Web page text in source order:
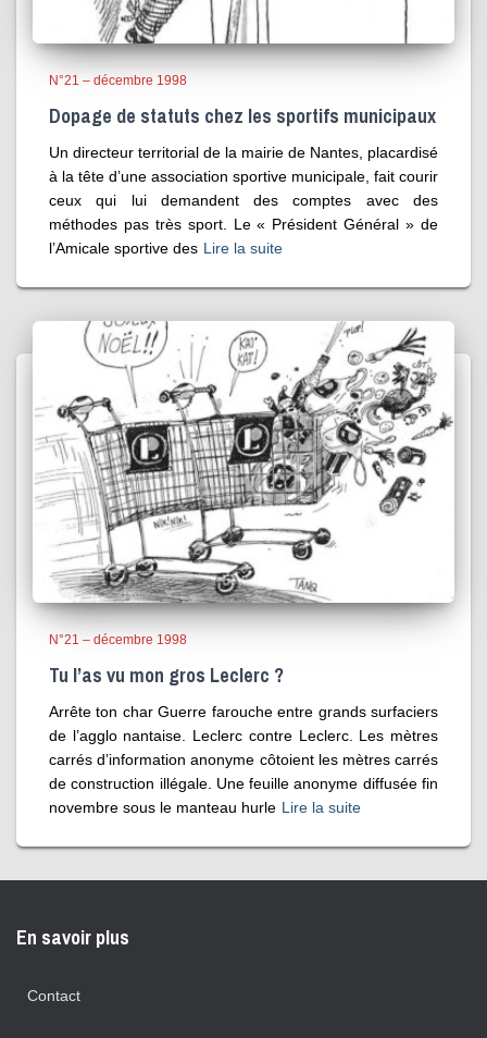
N°21 – décembre 1998
Dopage de statuts chez les sportifs municipaux
Un directeur territorial de la mairie de Nantes, placardisé
à la tête d’une association sportive municipale, fait courir
ceux qui lui demandent des comptes avec des
méthodes pas très sport. Le « Président Général » de
l’Amicale sportive des Lire la suite
N°21 – décembre 1998
Tu l’as vu mon gros Leclerc ?
Arrête ton char Guerre farouche entre grands surfaciers
de l’agglo nantaise. Leclerc contre Leclerc. Les mètres
carrés d’information anonyme côtoient les mètres carrés
de construction illégale. Une feuille anonyme diffusée fin
novembre sous le manteau hurle Lire la suite
En savoir plus
Contact